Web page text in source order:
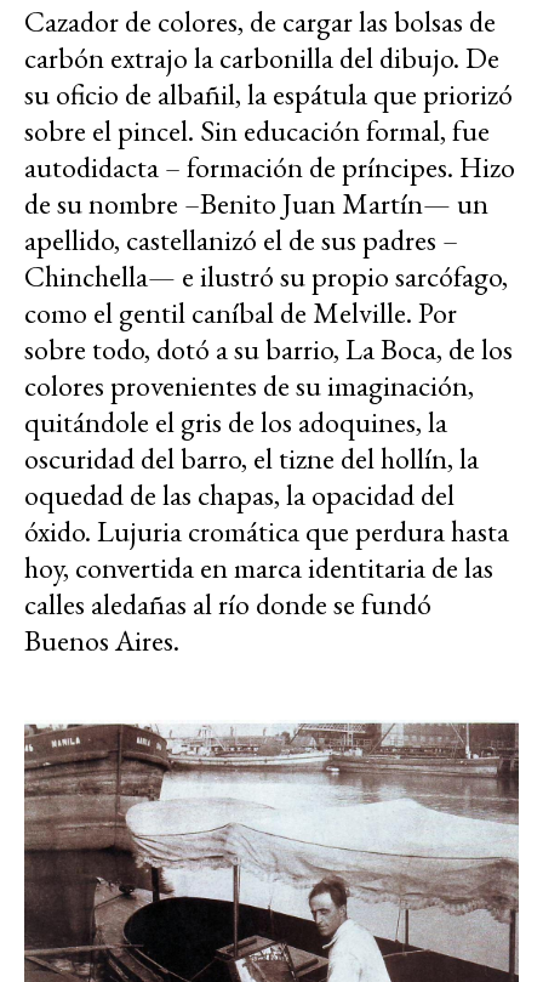
Cazador de colores, de cargar las bolsas de
carbón extrajo la carbonilla del dibujo. De
su oficio de albañil, la espátula que priorizó
sobre el pincel. Sin educación formal, fue
autodidacta – formación de príncipes. Hizo
de su nombre –Benito Juan Martín— un
apellido, castellanizó el de sus padres –
Chinchella— e ilustró su propio sarcófago,
como el gentil caníbal de Melville. Por
sobre todo, dotó a su barrio, La Boca, de los
colores provenientes de su imaginación,
quitándole el gris de los adoquines, la
oscuridad del barro, el tizne del hollín, la
oquedad de las chapas, la opacidad del
óxido. Lujuria cromática que perdura hasta
hoy, convertida en marca identitaria de las
calles aledañas al río donde se fundó
Buenos Aires.